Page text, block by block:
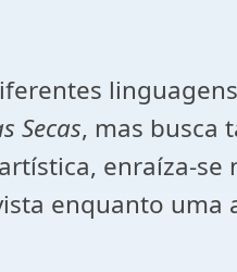
Secas, mas busca
enraíza-se
enquanto uma